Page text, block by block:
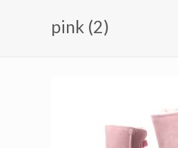
pink (2)